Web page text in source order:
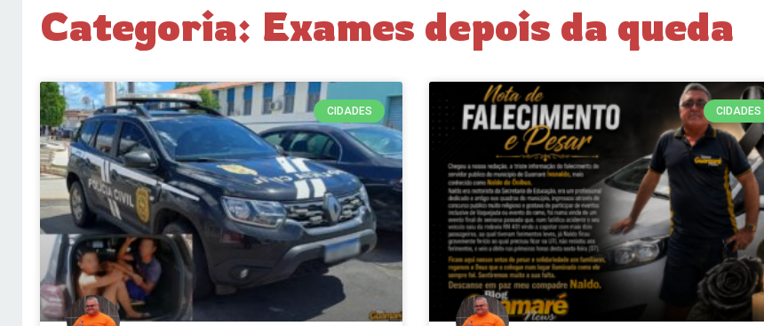
Categoria: Exames depois da queda
CIDADES CIDADES